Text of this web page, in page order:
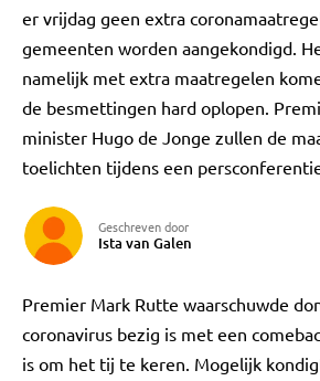
er vrijdag geen extra
gemeenten worden aangekondigd.
namelijk met extra maatregelen
de besmettingen hard oplopen.
minister Hugo de Jonge zullen de
toelichten tijdens een
Geschreven door
Ista van Galen
Premier Mark Rutte waarschuwde
coronavirus bezig is met een
is om het tij te keren. Mogelijk